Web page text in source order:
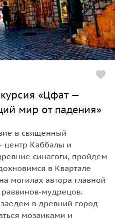
«Цфат —
мир от падения»
в священный
центр Каббалы и
синагоги, пройдем
в Квартале
могилах автора главной
мудрецов.
в древний город
мозаиками и